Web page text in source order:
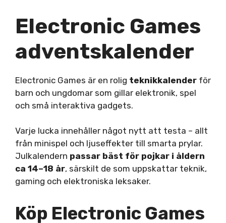
Electronic Games
adventskalender
Electronic Games är en rolig teknikkalender för
barn och ungdomar som gillar elektronik, spel
och små interaktiva gadgets.
Varje lucka innehåller något nytt att testa – allt
från minispel och ljuseffekter till smarta prylar.
Julkalendern passar bäst för pojkar i åldern
ca 14–18 år, särskilt de som uppskattar teknik,
gaming och elektroniska leksaker.
Köp Electronic Games